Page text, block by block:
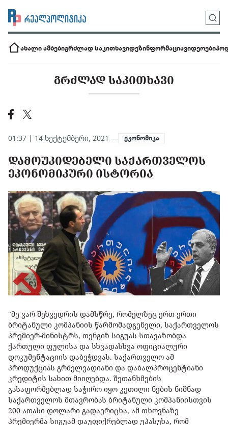
ახალი ამბებიგრძლად საკითხავიდეზინფორმაციავიდეოები
ᲒᲠᲫᲚᲐᲓ ᲡᲐᲙᲘᲗᲮᲐᲕᲘ
01:37 | 14 სექტემბერი, 2021 — ეკონომიკა
ᲓᲐᲛᲝᲣᲙᲘᲓᲔᲑᲔᲚᲘ ᲡᲐᲥᲐᲠᲗᲕᲔᲚᲝᲡ
ᲔᲙᲝᲜᲝᲛᲘᲙᲣᲠᲘ ᲘᲡᲢᲝᲠᲘᲐ
"მე ვარ შეხვედრის დამსწრე, რომელზეც ერთ-ერთი
ბრიტანული კომპანიის წარმომადგენელი, საქართველოს
პრემიერ-მინისტრს, თენგიზ სიგუას სთავაზობდა
ქართული ფულისა და სხვადასხვა ოფიციალური
დოკუმენტაციის დაბეჭდვას. საქართველო ამ
პროდუქციას გრძელვადიანი და დაბალპროცენტიანი
კრედიტის სახით მიიღებდა. შეთანხმების
გასაფორმებლად საჭირო იყო კეთილი ნების ნიშნად
საქართველოს მთავრობას ბრიტანული კომპანიისთვის
200 ათასი დოლარი გადაერიცხა, ამ თხოვნაზე
პრემიერმა სიგუამ დაუფიქრებლად უპასუხა, რომ